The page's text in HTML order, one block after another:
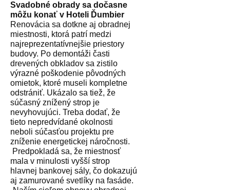
Svadobné obrady sa dočasne
môžu konať v Hoteli Ďumbier
Renovácia sa dotkne aj obradnej
miestnosti, ktorá patrí medzi
najreprezentatívnejšie priestory
budovy. Po demontáži časti
drevených obkladov sa zistilo
výrazné poškodenie pôvodných
omietok, ktoré museli kompletne
odstrániť. Ukázalo sa tiež, že
súčasný znížený strop je
nevyhovujúci. Treba dodať, že
tieto nepredvídané okolnosti
neboli súčasťou projektu pre
zníženie energetickej náročnosti.
Predpokladá sa, že miestnosť
mala v minulosti vyšší strop
hlavnej bankovej sály, čo dokazujú
aj zamurované svetlíky na fasáde.